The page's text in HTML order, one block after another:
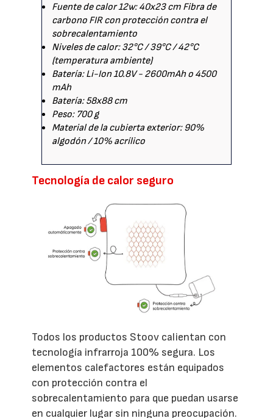
Fuente de calor 12w: 40x23 cm Fibra de
carbono FIR con protección contra el
sobrecalentamiento
Niveles de calor: 32°C / 39°C / 42°C
(temperatura ambiente)
Batería: Li-Ion 10.8V - 2600mAh o 4500
mAh
Batería: 58x88 cm
Peso: 700 g
Material de la cubierta exterior: 90%
algodón / 10% acrílico
Tecnología de calor seguro
Todos los productos Stoov calientan con
tecnología infrarroja 100% segura. Los
elementos calefactores están equipados
con protección contra el
sobrecalentamiento para que puedan usarse
en cualquier lugar sin ninguna preocupación.